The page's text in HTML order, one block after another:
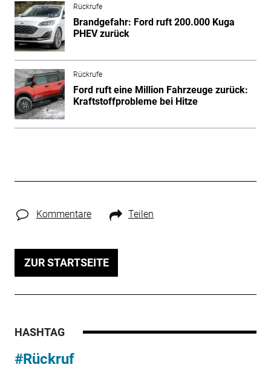
Rückrufe
Brandgefahr: Ford ruft 200.000 Kuga
PHEV zurück
Rückrufe
Ford ruft eine Million Fahrzeuge zurück:
Kraftstoffprobleme bei Hitze
Kommentare Teilen
ZUR STARTSEITE
HASHTAG
#Rückruf